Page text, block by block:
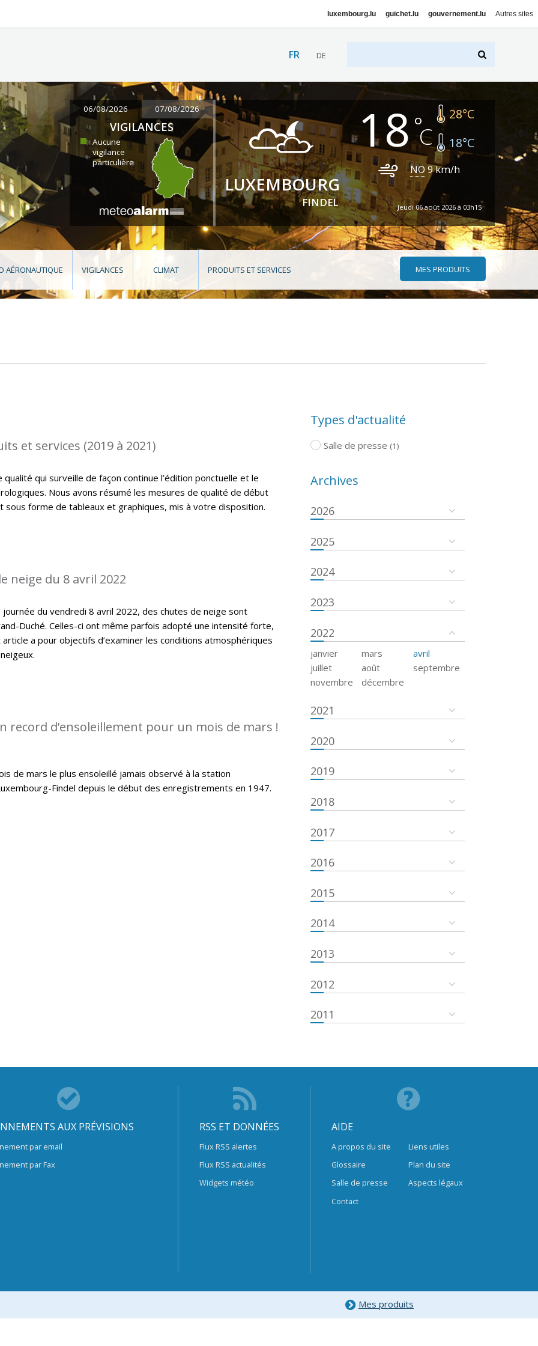
luxembourg.lu guichet.lu gouvernement.lu Autres sites
FR DE
06/08/2026 07/08/2026
VIGILANCES
Aucune
vigilance
particulière
LUXEMBOURG
FINDEL
18 28°C
18°C
NO 9km/h
Jeudi 06 août 2026 à 03h15
AÉRONAUTIQUE VIGILANCES CLIMAT PRODUITS ET SERVICES MES PRODUITS
et services (2019 à 2021)
qui surveille de façon continue l’édition ponctuelle et le
Nous avons résumé les mesures de qualité de début
sous forme de tableaux et graphiques, mis à votre disposition.
neige du 8 avril 2022
du vendredi 8 avril 2022, des chutes de neige sont
Duché. Celles-ci ont même parfois adopté une intensité forte,
a pour objectifs d’examiner les conditions atmosphériques
record d’ensoleillement pour un mois de mars !
de mars le plus ensoleillé jamais observé à la station
Findel depuis le début des enregistrements en 1947.
Types d'actualité
Salle de presse (1)
Archives
2026
2025
2024
2023
2022
janvier mars
avril
juillet
août
septembre
novembre
décembre
2021
2020
2019
2018
2017
2016
2015
2014
2013
2012
2011
AUX PRÉVISIONS
par email
par Fax
RSS ET DONNÉES
Flux RSS alertes
Flux RSS actualités
Widgets météo
AIDE
A propos du site
Glossaire
Salle de presse
Contact
Liens utiles
Plan du site
Aspects légaux
Mes produits